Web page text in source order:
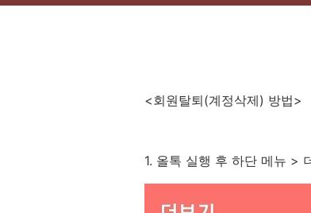
<회원탈퇴(계정삭제) 방법>
1. 올톡 실행 후 하단 메뉴 >